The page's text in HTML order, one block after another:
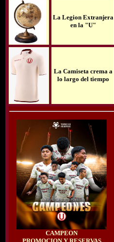
La Legion Extranjera
en la "U"
La Camiseta crema a
lo largo del tiempo
CAMPEON